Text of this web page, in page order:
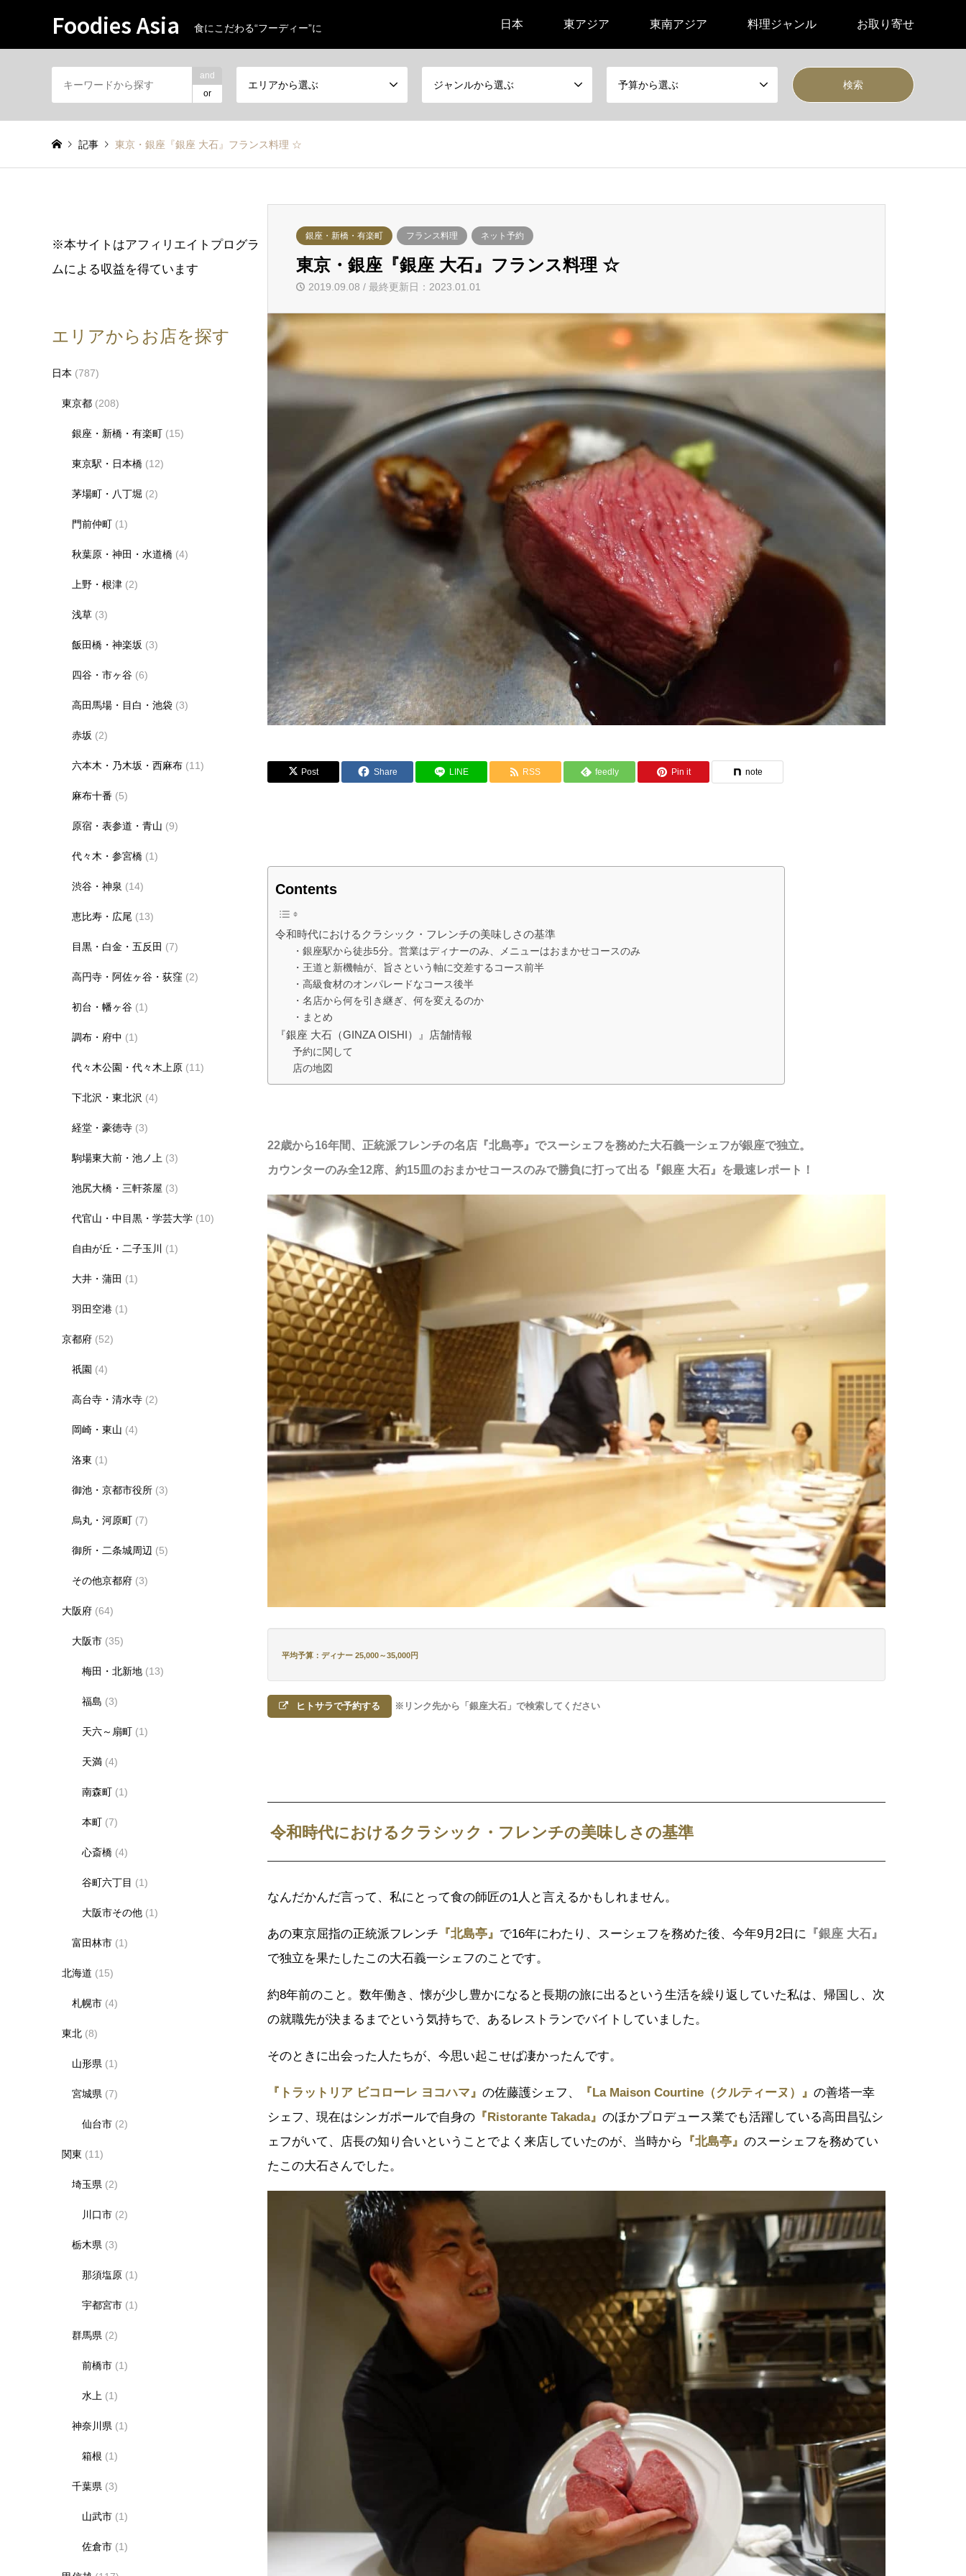
Foodies Asia 食にこだわる“フーディー”に 日本 東アジア 東南アジア 料理ジャンル お取り寄せ
and
or
エリアから選ぶ ジャンルから選ぶ 予算から選ぶ
記事 東京・銀座『銀座 大石』フランス料理 ☆
銀座・新橋・有楽町 フランス料理 ネット予約
東京・銀座『銀座 大石』フランス料理 ☆
2019.09.08 / 最終更新日：2023.01.01
Post Share LINE RSS feedly Pin it note
Contents
令和時代におけるクラシック・フレンチの美味しさの基準
・銀座駅から徒歩5分。営業はディナーのみ、メニューはおまかせコースのみ
・王道と新機軸が、旨さという軸に交差するコース前半
・高級食材のオンパレードなコース後半
・名店から何を引き継ぎ、何を変えるのか
・まとめ
『銀座 大石（GINZA OISHI）』店舗情報
予約に関して
店の地図
22歳から16年間、正統派フレンチの名店『北島亭』でスーシェフを務めた大石義一シェフが銀座で独立。
カウンターのみ全12席、約15皿のおまかせコースのみで勝負に打って出る『銀座 大石』を最速レポート！
平均予算：ディナー 25,000～35,000円
ヒトサラで予約する ※リンク先から「銀座大石」で検索してください
令和時代におけるクラシック・フレンチの美味しさの基準
なんだかんだ言って、私にとって食の師匠の1人と言えるかもしれません。
あの東京屈指の正統派フレンチ 『北島亭』 で16年にわたり、スーシェフを務めた後、今年9月2日に
『銀座 大石』
で独立を果たしたこの大石義一シェフのことです。
約8年前のこと。数年働き、懐が少し豊かになると長期の旅に出るという生活を繰り返していた私は、帰国し、次
の就職先が決まるまでという気持ちで、あるレストランでバイトしていました。
そのときに出会った人たちが、今思い起こせば凄かったんです。
『トラットリア ビコローレ ヨコハマ』 の佐藤護シェフ、 『La Maison Courtine（クルティーヌ）』 の善塔一幸
シェフ、現在はシンガポールで自身の 『Ristorante Takada』 のほかプロデュース業でも活躍している高田昌弘シ
ェフがいて、店長の知り合いということでよく来店していたのが、当時から
『北島亭』 のスーシェフを務めてい
たこの大石さんでした。
※本サイトはアフィリエイトプログラ
ムによる収益を得ています
エリアからお店を探す
日本 (787)
東京都 (208)
銀座・新橋・有楽町 (15)
東京駅・日本橋 (12)
茅場町・八丁堀 (2)
門前仲町 (1)
秋葉原・神田・水道橋 (4)
上野・根津 (2)
浅草 (3)
飯田橋・神楽坂 (3)
四谷・市ヶ谷 (6)
高田馬場・目白・池袋 (3)
赤坂 (2)
六本木・乃木坂・西麻布 (11)
麻布十番 (5)
原宿・表参道・青山 (9)
代々木・参宮橋 (1)
渋谷・神泉 (14)
恵比寿・広尾 (13)
目黒・白金・五反田 (7)
高円寺・阿佐ヶ谷・荻窪 (2)
初台・幡ヶ谷 (1)
調布・府中 (1)
代々木公園・代々木上原 (11)
下北沢・東北沢 (4)
経堂・豪徳寺 (3)
駒場東大前・池ノ上 (3)
池尻大橋・三軒茶屋 (3)
代官山・中目黒・学芸大学 (10)
自由が丘・二子玉川 (1)
大井・蒲田 (1)
羽田空港 (1)
京都府 (52)
祇園 (4)
高台寺・清水寺 (2)
岡崎・東山 (4)
洛東 (1)
御池・京都市役所 (3)
烏丸・河原町 (7)
御所・二条城周辺 (5)
その他京都府 (3)
大阪府 (64)
大阪市 (35)
梅田・北新地 (13)
福島 (3)
天六～扇町 (1)
天満 (4)
南森町 (1)
本町 (7)
心斎橋 (4)
谷町六丁目 (1)
大阪市その他 (1)
富田林市 (1)
北海道 (15)
札幌市 (4)
東北 (8)
山形県 (1)
宮城県 (7)
仙台市 (2)
関東 (11)
埼玉県 (2)
川口市 (2)
栃木県 (3)
那須塩原 (1)
宇都宮市 (1)
群馬県 (2)
前橋市 (1)
水上 (1)
神奈川県 (1)
箱根 (1)
千葉県 (3)
山武市 (1)
佐倉市 (1)